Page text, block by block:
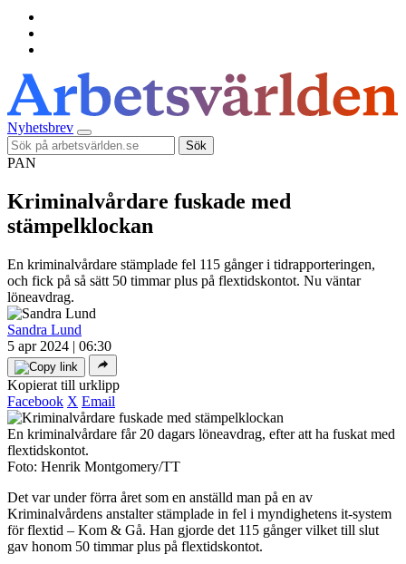
Nyhetsbrev
Sök
PAN
Kriminalvårdare fuskade med
stämpelklockan
En kriminalvårdare stämplade fel 115 gånger i tidrapporteringen,
och fick på så sätt 50 timmar plus på flextidskontot. Nu väntar
löneavdrag.
Sandra Lund
5 apr 2024 | 06:30
Kopierat till urklipp
Facebook X Email
En kriminalvårdare får 20 dagars löneavdrag, efter att ha fuskat med
flextidskontot.
Foto: Henrik Montgomery/TT
Det var under förra året som en anställd man på en av
Kriminalvårdens anstalter stämplade in fel i myndighetens it-system
för flextid – Kom & Gå. Han gjorde det 115 gånger vilket till slut
gav honom 50 timmar plus på flextidskontot.